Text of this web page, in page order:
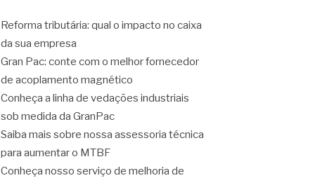
Reforma tributária: qual o impacto no caixa
da sua empresa
Gran Pac: conte com o melhor fornecedor
de acoplamento magnético
Conheça a linha de vedações industriais
sob medida da GranPac
Saiba mais sobre nossa assessoria técnica
para aumentar o MTBF
Conheça nosso serviço de melhoria de